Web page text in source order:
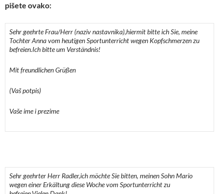
pišete ovako:
Sehr geehrte Frau/Herr (naziv nastavnika),hiermit bitte ich Sie, meine
Tochter Anna vom heutigen Sportunterricht wegen Kopfschmerzen zu
befreien.Ich bitte um Verständnis!
Mit freundlichen Grüßen
(Vaš potpis)
Vaše ime i prezime
Sehr geehrter Herr Radler,ich möchte Sie bitten, meinen Sohn Mario
wegen einer Erkältung diese Woche vom Sportunterricht zu